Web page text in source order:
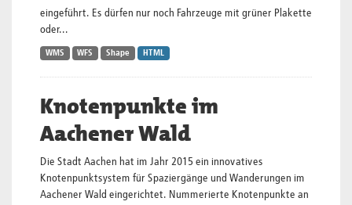
eingeführt. Es dürfen nur noch Fahrzeuge mit grüner Plakette
oder...
WMS WFS Shape HTML
Knotenpunkte im
Aachener Wald
Die Stadt Aachen hat im Jahr 2015 ein innovatives
Knotenpunktsystem für Spaziergänge und Wanderungen im
Aachener Wald eingerichtet. Nummerierte Knotenpunkte an